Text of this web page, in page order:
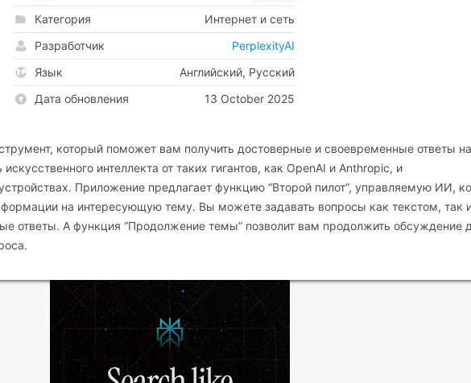
Категория
Интернет и сеть
Разработчик
PerplexityAI
Язык
Английский, Русский
Дата обновления
13 October 2025
который поможет вам получить достоверные и своевременные ответы
интеллекта от таких гигантов, как OpenAI и Anthropic, и
Приложение предлагает функцию “Второй пилот”, управляемую ИИ,
на интересующую тему. Вы можете задавать вопросы как текстом, так
ответы. А функция “Продолжение темы” позволит вам продолжить обсуждение